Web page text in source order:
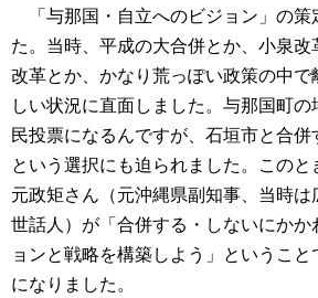
「与那国・自立へのビジョン」の策
た。当時、平成の大合併とか、小泉
改革とか、かなり荒っぽい政策の中で
しい状況に直面しました。与那国町
民投票になるんですが、石垣市と合
という選択にも迫られました。この
元政矩さん（元沖縄県副知事、当時は
世話人）が「合併する・しないにかか
ョンと戦略を構築しよう」ということ
になりました。